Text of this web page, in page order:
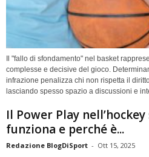
Il "fallo di sfondamento" nel basket
complesse e decisive del gioco.
infrazione penalizza chi non rispetta il
lasciando spesso spazio a discussioni e
Il Power Play
funziona e perché è...
Redazione BlogDiSport - Ott 15, 2025